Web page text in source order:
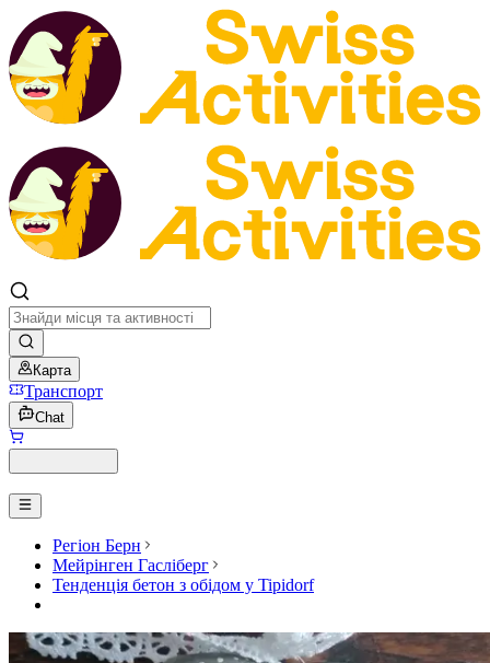
Карта
Транспорт
Chat
Регіон Берн
Мейрінген Гасліберг
Тенденція бетон з обідом у Tipidorf